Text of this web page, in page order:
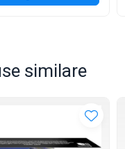
similare